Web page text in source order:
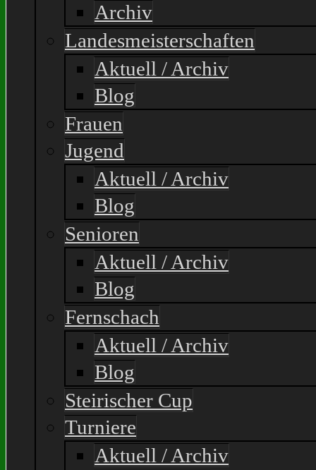
Archiv
Landesmeisterschaften
Aktuell / Archiv
Blog
Frauen
Jugend
Aktuell / Archiv
Blog
Senioren
Aktuell / Archiv
Blog
Fernschach
Aktuell / Archiv
Blog
Steirischer Cup
Turniere
Aktuell / Archiv